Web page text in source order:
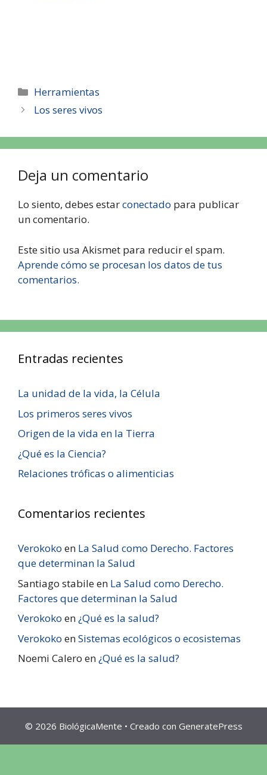
Herramientas
Los seres vivos
Deja un comentario
Lo siento, debes estarconectado para publicar
un comentario.
Este sitio usa Akismet para reducir el spam.
Aprende cómo se procesan los datos de tus
comentarios.
Entradas recientes
La unidad de la vida, la Célula
Los primeros seres vivos
Origen de la vida en la Tierra
¿Qué es la Ciencia?
Relaciones tróficas o alimenticias
Comentarios recientes
Verokoko en La Salud como Derecho. Factores
que determinan la Salud
Santiago stabileen La Salud como Derecho.
Factores que determinan la Salud
Verokoko en¿Qué es la salud?
Verokoko enSistemas ecológicos o ecosistemas
Noemi Calero en¿Qué es la salud?
© 2026 BiológicaMente • Creado con GeneratePress